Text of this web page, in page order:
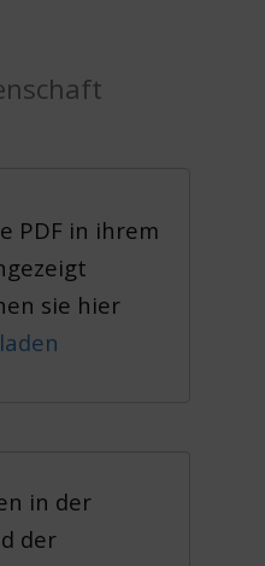
PDF in ihrem
sie hier
in der
der